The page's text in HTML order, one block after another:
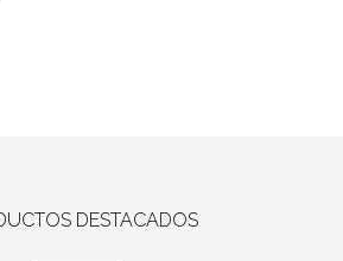
DESTACADOS